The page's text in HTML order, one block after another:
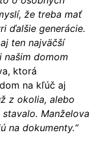
že treba mať
ďalšie generácie.
ten najväčší
našim domom
ktorá
na kľúč aj
z okolia, alebo
Manželova
na dokumenty.“